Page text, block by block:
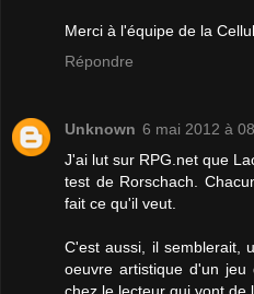
Merci à l'équipe de la
Répondre
Unknown 6 mai 2012 à
J'ai lut sur RPG.net que
test de Rorschach.
fait ce qu'il veut.
C'est aussi, il semblerait,
oeuvre artistique d'un
chez le lecteur qui vont de